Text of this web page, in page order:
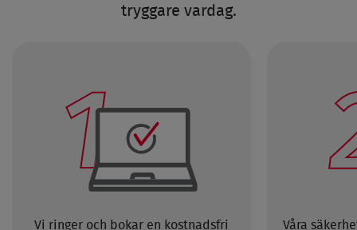
tryggare vardag.
Vi ringer och bokar en kostnadsfri
Våra